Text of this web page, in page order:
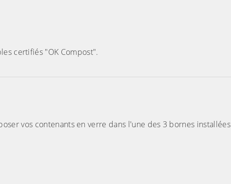
certifiés "OK Compost".
vos contenants en verre dans l'une des 3 bornes installées